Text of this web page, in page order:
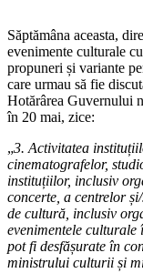
Săptămâna aceasta,
evenimente culturale
propuneri și variante
care urmau să fie
Hotărârea Guvernului
în 20 mai, zice:
„3. Activitatea
cinematografelor,
instituțiilor, inclusiv
concerte, a centrelor
de cultură, inclusiv
evenimentele
pot fi desfășurate în
ministrului culturii și